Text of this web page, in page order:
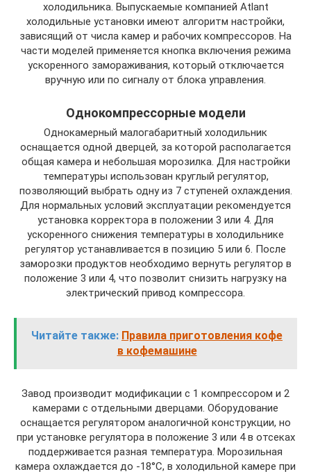
холодильника. Выпускаемые компанией Atlant
холодильные установки имеют алгоритм настройки,
зависящий от числа камер и рабочих компрессоров. На
части моделей применяется кнопка включения режима
ускоренного замораживания, который отключается
вручную или по сигналу от блока управления.
Однокомпрессорные модели
Однокамерный малогабаритный холодильник
оснащается одной дверцей, за которой располагается
общая камера и небольшая морозилка. Для настройки
температуры использован круглый регулятор,
позволяющий выбрать одну из 7 ступеней охлаждения.
Для нормальных условий эксплуатации рекомендуется
установка корректора в положении 3 или 4. Для
ускоренного снижения температуры в холодильнике
регулятор устанавливается в позицию 5 или 6. После
заморозки продуктов необходимо вернуть регулятор в
положение 3 или 4, что позволит снизить нагрузку на
электрический привод компрессора.
Читайте также: Правила приготовления кофе
в кофемашине
Завод производит модификации с 1 компрессором и 2
камерами с отдельными дверцами. Оборудование
оснащается регулятором аналогичной конструкции, но
при установке регулятора в положение 3 или 4 в отсеках
поддерживается разная температура. Морозильная
камера охлаждается до -18°С, в холодильной камере при